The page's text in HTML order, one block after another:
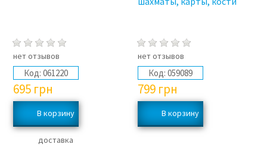
нет отзывов
Код: 061220
695 грн
доставка
нет отзывов
Код: 059089
799 грн